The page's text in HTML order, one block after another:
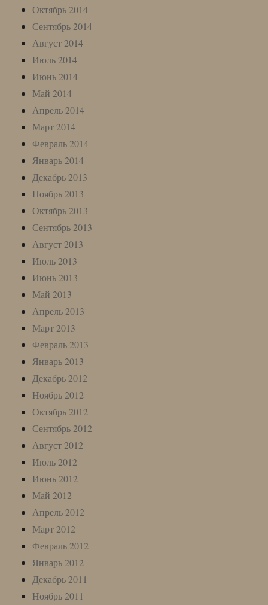
Октябрь 2014
Сентябрь 2014
Август 2014
Июль 2014
Июнь 2014
Май 2014
Апрель 2014
Март 2014
Февраль 2014
Январь 2014
Декабрь 2013
Ноябрь 2013
Октябрь 2013
Сентябрь 2013
Август 2013
Июль 2013
Июнь 2013
Май 2013
Апрель 2013
Март 2013
Февраль 2013
Январь 2013
Декабрь 2012
Ноябрь 2012
Октябрь 2012
Сентябрь 2012
Август 2012
Июль 2012
Июнь 2012
Май 2012
Апрель 2012
Март 2012
Февраль 2012
Январь 2012
Декабрь 2011
Ноябрь 2011